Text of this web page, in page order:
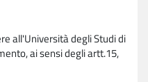
all'Università degli Studi di
ai sensi degli artt.15,